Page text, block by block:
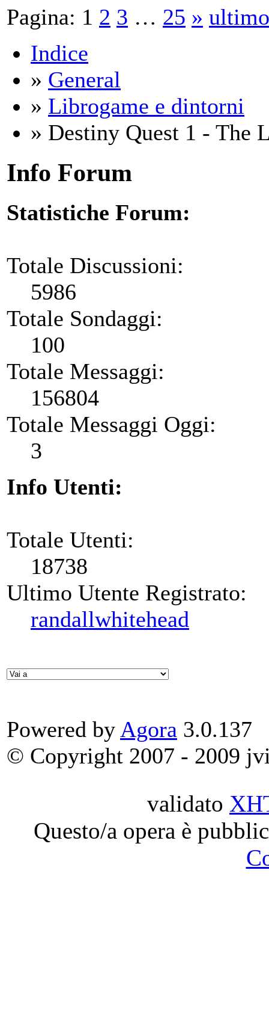
Pagina: 1 2 3 … 25 » ultimo
Indice
» General
» Librogame e dintorni
» Destiny Quest 1 - The
Info Forum
Statistiche Forum:
Totale Discussioni:
5986
Totale Sondaggi:
100
Totale Messaggi:
156804
Totale Messaggi Oggi:
3
Info Utenti:
Totale Utenti:
18738
Ultimo Utente Registrato:
randallwhitehead
Powered by Agora 3.0.137
© Copyright 2007 - 2009
validato
Questo/a opera è